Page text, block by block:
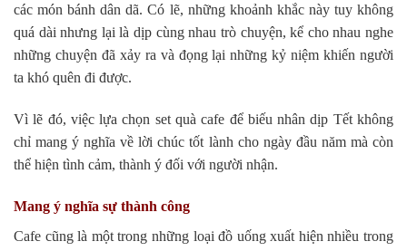
các món bánh dân dã. Có lẽ, những khoảnh khắc này tuy không
quá dài nhưng lại là dịp cùng nhau trò chuyện, kể cho nhau nghe
những chuyện đã xảy ra và đọng lại những kỷ niệm khiến người
ta khó quên đi được.
Vì lẽ đó, việc lựa chọn set quà cafe để biếu nhân dịp Tết không
chỉ mang ý nghĩa về lời chúc tốt lành cho ngày đầu năm mà còn
thể hiện tình cảm, thành ý đối với người nhận.
Mang ý nghĩa sự thành công
Cafe cũng là một trong những loại đồ uống xuất hiện nhiều trong